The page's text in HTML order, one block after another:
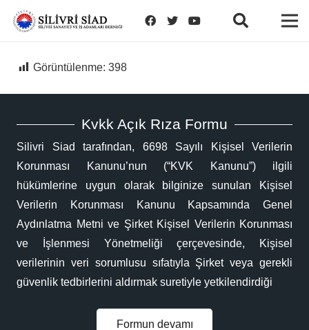
Görüntülenme: 398
Kvkk Açık Rıza Formu
Silivri Siad tarafından, 6698 Sayılı Kişisel Verilerin
Korunması Kanunu’nun (“KVK Kanunu”) ilgili
hükümlerine uygun olarak bilginize sunulan Kişisel
Verilerin Korunması Kanunu Kapsamında Genel
Aydınlatma Metni ve Şirket Kişisel Verilerin Korunması
ve İşlenmesi Yönetmeliği çerçevesinde, Kişisel
verilerinin veri sorumlusu sıfatıyla Şirket veya gerekli
güvenlik tedbirlerini aldırmak suretiyle yetkilendirdiği
Formun devamı